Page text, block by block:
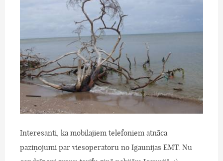
Interesanti, ka mobilajiem telefoniem atnāca
paziņojumi par viesoperatoru no Igaunijas EMT. Nu